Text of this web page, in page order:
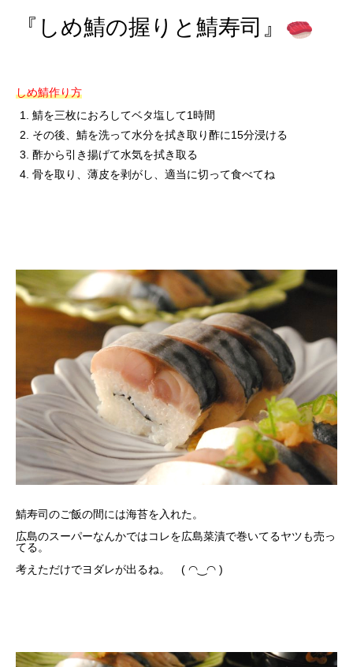
『しめ鯖の握りと鯖寿司』
しめ鯖作り方
鯖を三枚におろしてベタ塩して1時間
その後、鯖を洗って水分を拭き取り酢に15分浸ける
酢から引き揚げて水気を拭き取る
骨を取り、薄皮を剥がし、適当に切って食べてね
鯖寿司のご飯の間には海苔を入れた。
広島のスーパーなんかではコレを広島菜漬で巻いてるヤツも売っ
てる。
考えただけでヨダレが出るね。 ( ◠‿◠ )